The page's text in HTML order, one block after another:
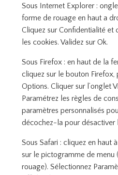
Sous Internet Explorer :
forme de rouage en haut a
Cliquez sur Confidentialité et
les cookies. Validez sur Ok.
Sous Firefox : en haut de la
cliquez sur le bouton Firefox,
Options. Cliquer sur l’onglet
Paramétrez les règles de
paramètres personnalisés
décochez-la pour désactiver
Sous Safari : cliquez en haut
sur le pictogramme de menu
rouage). Sélectionnez